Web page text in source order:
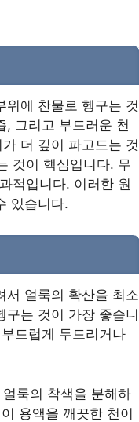
위에 찬물로 헹구는 것
, 그리고 부드러운 천
더 깊이 파고드는 것
것이 핵심입니다. 무
적입니다. 이러한 원
있습니다.
서 얼룩의 확산을 최소
는 것이 가장 좋습니
드럽게 두드리거나
룩의 착색을 분해하
용액을 깨끗한 천이